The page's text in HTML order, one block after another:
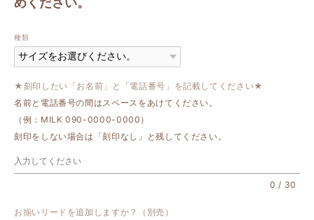
種類
★刻印したい「お名前」と「電話番号」を記載してください★
名前と電話番号の間はスペースをあけてください。
（例：MILK 090-0000-0000）
刻印をしない場合は「刻印なし」と残してください。
0 / 30
お揃いリードを追加しますか？（別売）